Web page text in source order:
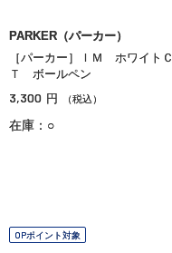
PARKER（パーカー）
［パーカー］ＩＭ ホワイトＣ
Ｔ ボールペン
3,300 円 （税込）
在庫：○
OPポイント対象